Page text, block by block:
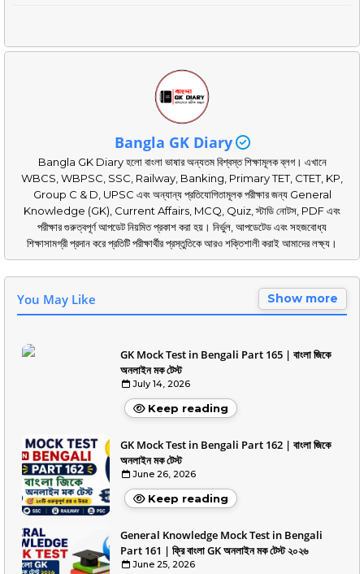
Bangla GK Diary
Bangla GK Diary হলো বাংলা ভাষার অন্যতম বিশ্বস্ত শিক্ষামূলক ব্লগ। এখানে
WBCS, WBPSC, SSC, Railway, Banking, Primary TET, CTET, KP,
Group C & D, UPSC এবং অন্যান্য প্রতিযোগিতামূলক পরীক্ষার জন্য General
Knowledge (GK), Current Affairs, MCQ, Quiz, স্টাডি নোটস, PDF এবং
পরীক্ষার গুরুত্বপূর্ণ আপডেট নিয়মিত প্রকাশ করা হয়। নির্ভুল, আপডেটেড এবং সহজবোধ্য
শিক্ষাসামগ্রী প্রদান করে প্রতিটি পরীক্ষার্থীর প্রস্তুতিকে আরও শক্তিশালী করাই আমাদের লক্ষ্য।
You May Like Show more
GK Mock Test in Bengali Part 165 | বাংলা জিকে
অনলাইন মক টেস্ট
July 14, 2026
Keep reading
GK Mock Test in Bengali Part 162 | বাংলা জিকে
অনলাইন মক টেস্ট
June 26, 2026
Keep reading
General Knowledge Mock Test in Bengali
Part 161 | ফ্রি বাংলা GK অনলাইন মক টেস্ট ২০২৬
June 25, 2026